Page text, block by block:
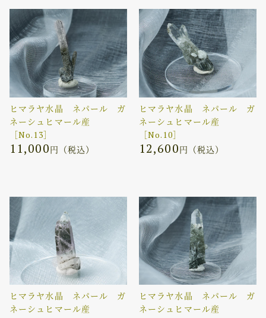
ヒマラヤ水晶 ネパール ガ
ネーシュヒマール産
［No.13］
11,000円（税込）
ヒマラヤ水晶 ネパール ガ
ネーシュヒマール産
［No.10］
12,600円（税込）
ヒマラヤ水晶 ネパール ガ
ネーシュヒマール産
ヒマラヤ水晶 ネパール ガ
ネーシュヒマール産